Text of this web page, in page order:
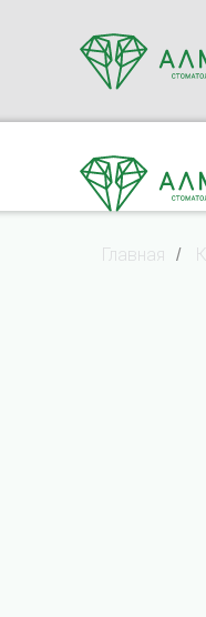
Главная /